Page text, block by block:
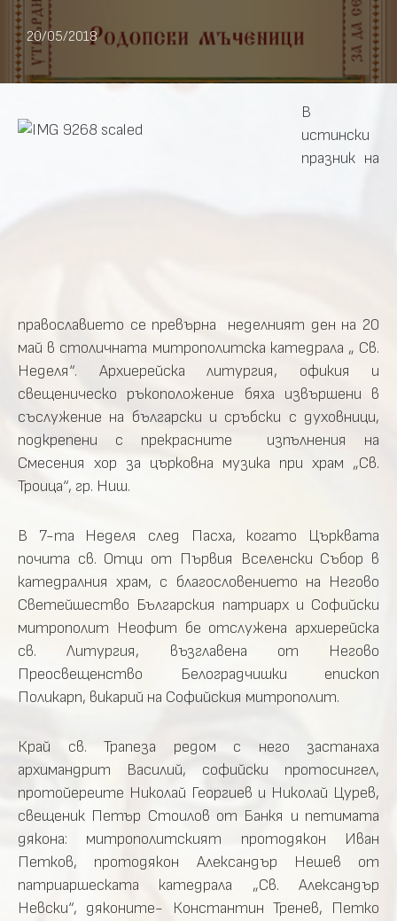
20/05/2018
В
истински
празник на
православието се превърна неделният ден на 20
май в столичната митрополитска катедрала „ Св.
Неделя“. Архиерейска литургия, офикия и
свещеническо ръкоположение бяха извършени в
съслужение на български и сръбски с духовници,
подкрепени с прекрасните изпълнения на
Смесения хор за църковна музика при храм „Св.
Троица“, гр. Ниш.
В 7-та Неделя след Пасха, когато Църквата
почита св. Отци от Първия Вселенски Събор в
катедралния храм, с благословението на Негово
Светейшество Българския патриарх и Софийски
митрополит Неофит бе отслужена архиерейска
св. Литургия, възглавена от Негово
Преосвещенство Белоградчишки епископ
Поликарп, викарий на Софийския митрополит.
Край св. Трапеза редом с него застанаха
архимандрит Василий, софийски протосингел,
протойереите Николай Георгиев и Николай Цурев,
свещеник Петър Стоилов от Банкя и петимата
дякона: митрополитският протодякон Иван
Петков, протодякон Александър Нешев от
патриаршеската катедрала „Св. Александър
Невски“, дяконите- Константин Тренев, Петко